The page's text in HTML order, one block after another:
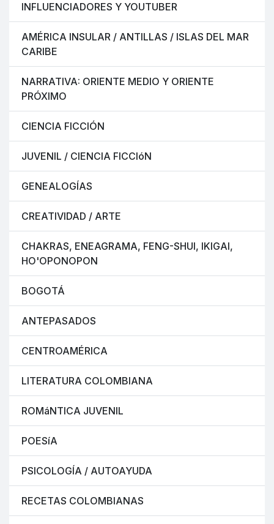
INFLUENCIADORES Y YOUTUBER
AMÉRICA INSULAR / ANTILLAS / ISLAS DEL MAR
CARIBE
NARRATIVA: ORIENTE MEDIO Y ORIENTE
PRÓXIMO
CIENCIA FICCIÓN
JUVENIL / CIENCIA FICCIóN
GENEALOGÍAS
CREATIVIDAD / ARTE
CHAKRAS, ENEAGRAMA, FENG-SHUI, IKIGAI,
HO'OPONOPON
BOGOTÁ
ANTEPASADOS
CENTROAMÉRICA
LITERATURA COLOMBIANA
ROMáNTICA JUVENIL
POESíA
PSICOLOGÍA / AUTOAYUDA
RECETAS COLOMBIANAS